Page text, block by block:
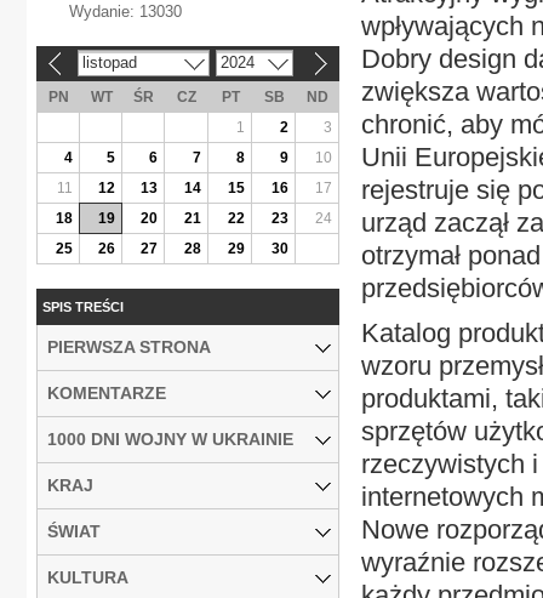
wpływających
Dobry design
zwiększa
chronić, aby
Unii
rejestruje się
urząd zaczął
otrzymał
Katalog
wzoru
produktami,
sprzętów
rzeczywistych
internetowych
Nowe
wyraźnie
Wydanie: 13030
listopad 2024
PN WT ŚR CZ PT SB
ND
1
2
3
4
5 6 7 8 9
10
11
12 13 14 15 16
17
18
19 20 21 22 23
24
25
26 27 28 29 30
SPIS TREŚCI
PIERWSZA STRONA
KOMENTARZE
1000 DNI WOJNY W UKRAINIE
KRAJ
ŚWIAT
KULTURA